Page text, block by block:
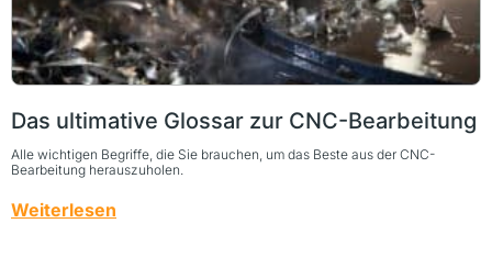
Das ultimative Glossar zur CNC-Bearbeitung
Alle wichtigen Begriffe, die Sie brauchen, um das Beste aus der CNC-
Bearbeitung herauszuholen.
Weiterlesen